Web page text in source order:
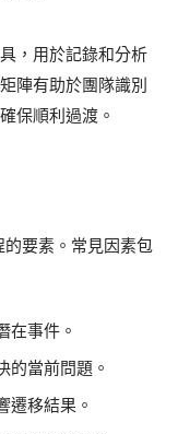
，用於記錄和分析
陣有助於團隊識別
保順利過渡。
的要素。常見因素包
在事件。
的當前問題。
遷移結果。